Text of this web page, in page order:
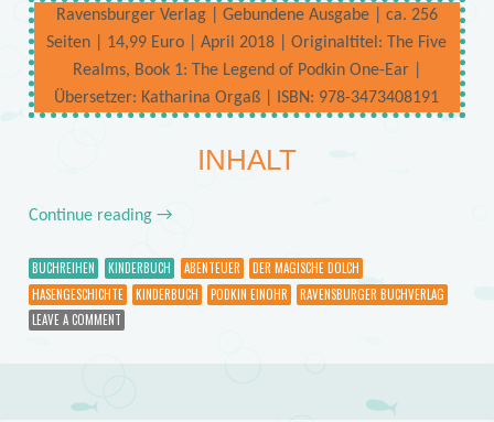
Ravensburger Verlag | Gebundene Ausgabe | ca. 256
Seiten | 14,99 Euro | April 2018 | Originaltitel: The Five
Realms, Book 1: The Legend of Podkin One-Ear |
Übersetzer: Katharina Orgaß | ISBN: 978-3473408191
INHALT
Continue reading →
BUCHREIHEN KINDERBUCH ABENTEUER
DER MAGISCHE DOLCH
HASENGESCHICHTE
KINDERBUCH PODKIN EINOHR
RAVENSBURGER BUCHVERLAG
LEAVE A COMMENT